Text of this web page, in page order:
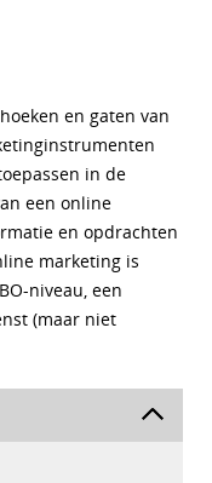
en gaten van
in de
een online
en opdrachten
marketing is
niveau, een
(maar niet